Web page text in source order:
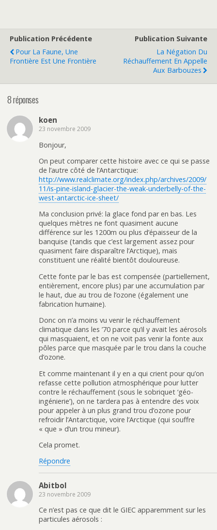
Publication Précédente
Pour La Faune, Une
Frontière Est Une Frontière
Publication Suivante
La Négation Du
Réchauffement En Appelle
Aux Barbouzes
8 réponses
koen
23 novembre 2009
Bonjour,
On peut comparer cette histoire avec ce qui se passe
de l’autre côté de l’Antarctique:
http://www.realclimate.org/index.php/archives/2009/
11/is-pine-island-glacier-the-weak-underbelly-of-the-
west-antarctic-ice-sheet/
Ma conclusion privé: la glace fond par en bas. Les
quelques mètres ne font quasiment aucune
différence sur les 1200m ou plus d’épaisseur de la
banquise (tandis que c’est largement assez pour
quasiment faire disparaître l’Arctique), mais
constituent une réalité bientôt douloureuse.
Cette fonte par le bas est compensée (partiellement,
entièrement, encore plus) par une accumulation par
le haut, due au trou de l’ozone (également une
fabrication humaine).
Donc on n’a moins vu venir le réchauffement
climatique dans les ’70 parce qu’il y avait les aérosols
qui masquaient, et on ne voit pas venir la fonte aux
pôles parce que masquée par le trou dans la couche
d’ozone.
Et comme maintenant il y en a qui crient pour qu’on
refasse cette pollution atmosphérique pour lutter
contre le réchauffement (sous le sobriquet ‘géo-
ingénierie’), on ne tardera pas à entendre des voix
pour appeler à un plus grand trou d’ozone pour
refroidir l’Antarctique, voire l’Arctique (qui souffre
« que » d’un trou mineur).
Cela promet.
Répondre
Abitbol
23 novembre 2009
Ce n’est pas ce que dit le GIEC apparemment sur les
particules aérosols :